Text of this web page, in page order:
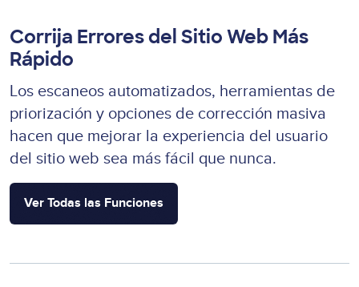
Corrija Errores del Sitio Web Más
Rápido
Los escaneos automatizados, herramientas de
priorización y opciones de corrección masiva
hacen que mejorar la experiencia del usuario
del sitio web sea más fácil que nunca.
Ver Todas las Funciones